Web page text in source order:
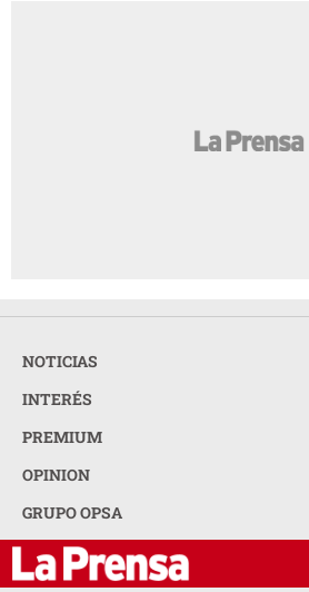
NOTICIAS
INTERÉS
PREMIUM
OPINION
GRUPO OPSA